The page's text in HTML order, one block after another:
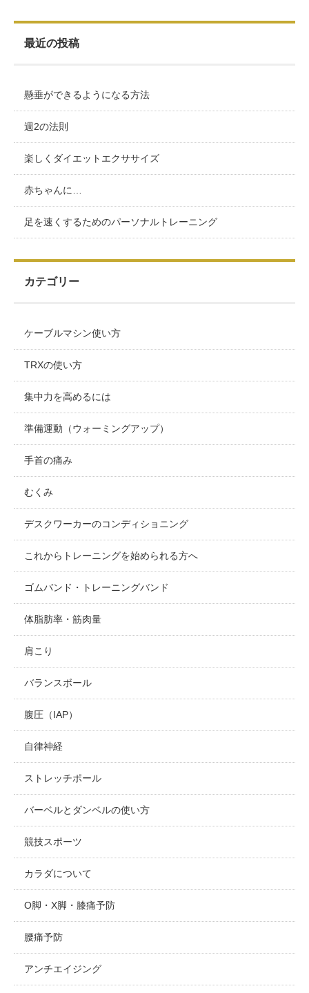
最近の投稿
懸垂ができるようになる方法
週2の法則
楽しくダイエットエクササイズ
赤ちゃんに…
足を速くするためのパーソナルトレーニング
カテゴリー
ケーブルマシン使い方
TRXの使い方
集中力を高めるには
準備運動（ウォーミングアップ）
手首の痛み
むくみ
デスクワーカーのコンディショニング
これからトレーニングを始められる方へ
ゴムバンド・トレーニングバンド
体脂肪率・筋肉量
肩こり
バランスボール
腹圧（IAP）
自律神経
ストレッチポール
バーベルとダンベルの使い方
競技スポーツ
カラダについて
O脚・X脚・膝痛予防
腰痛予防
アンチエイジング